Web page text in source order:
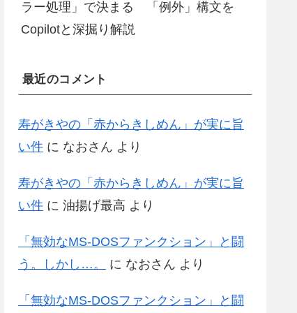
ラー処理」で決まる 「例外」構文を
Copilotと深掘り解説
最近のコメント
寿がきやの「赤からきしめん」が実に旨
い件 に なおさん より
寿がきやの「赤からきしめん」が実に旨
い件 に 油揚げ最高 より
「無効なMS-DOSファンクション」と闘
う。しかし…。
に なおさん より
「無効なMS-DOSファンクション」と闘